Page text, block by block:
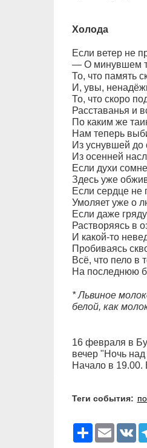
Холода
Если ветер не
— О минувшем
То, что память
И, увы,
То, что скоро
Расставанья и
По каким же
Нам теперь
Из уснувшей до
Из осенней
Если духи
Здесь уже
Если сердце не
Умоляет уже о
Если даже
Растворяясь в
И какой-то
Пробиваясь
Всё, что пело в
На последнюю
* Львиное
белой, как
16 февраля в
вечер "Ночь
Начало в 19.00.
Теги события:
РесурсEmail VK